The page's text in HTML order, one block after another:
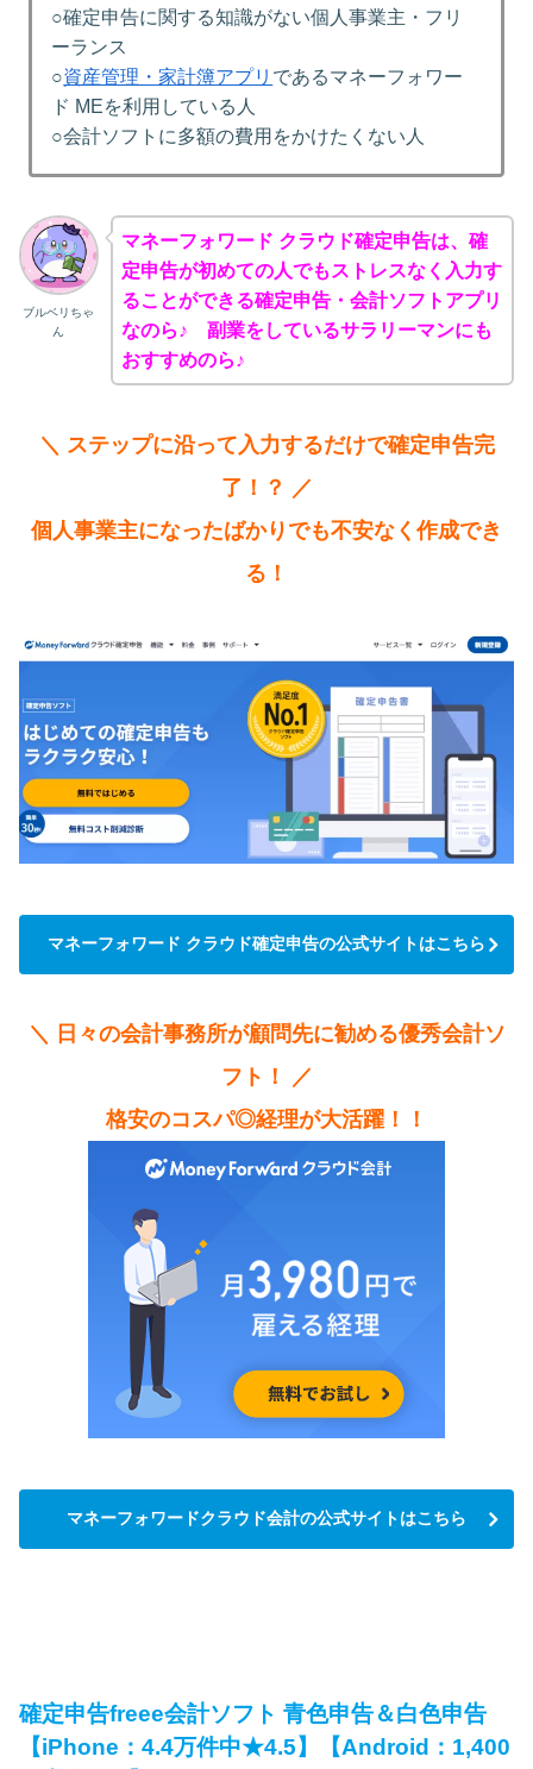
○確定申告に関する知識がない個人事業主・フリ
ーランス
○資産管理・家計簿アプリ であるマネーフォワー
ド MEを利用している人
○会計ソフトに多額の費用をかけたくない人
ブルベリちゃ
ん
マネーフォワード クラウド確定申告は、確
定申告が初めての人でもストレスなく入力す
ることができる確定申告・会計ソフトアプリ
なのら♪ 副業をしているサラリーマンにも
おすすめのら♪
＼ ステップに沿って入力するだけで確定申告完
了！？ ／
個人事業主になったばかりでも不安なく作成でき
る！
マネーフォワード クラウド確定申告の公式サイトはこちら
＼ 日々の会計事務所が顧問先に勧める優秀会計ソ
フト！ ／
格安のコスパ◎経理が大活躍！！
マネーフォワードクラウド会計の公式サイトはこちら
確定申告freee会計ソフト 青色申告＆白色申告
【iPhone：4.4万件中★4.5】【Android：1,400